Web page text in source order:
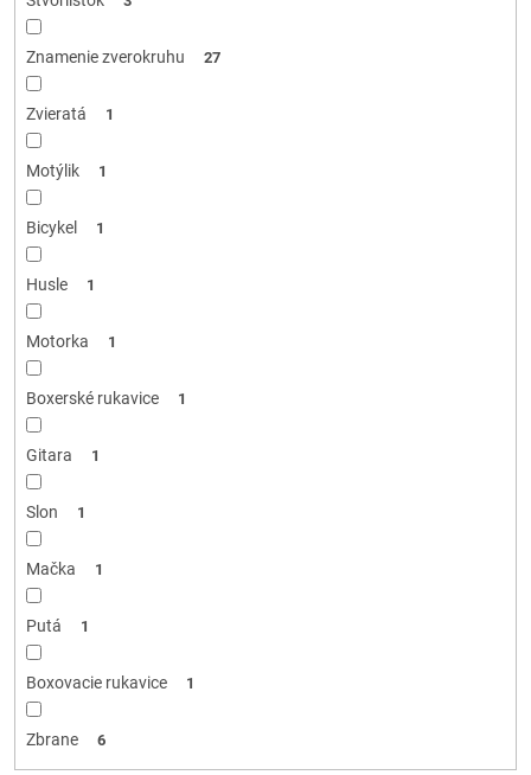
Znamenie zverokruhu 27
Zvieratá 1
Motýlik 1
Bicykel 1
Husle 1
Motorka 1
Boxerské rukavice 1
Gitara 1
Slon 1
Mačka 1
Putá 1
Boxovacie rukavice 1
Zbrane 6